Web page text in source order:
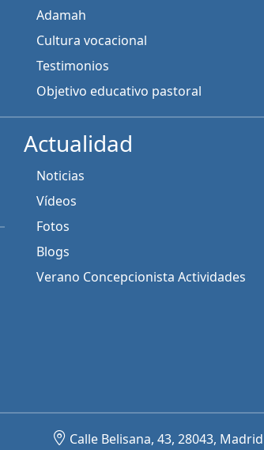
Adamah
Cultura vocacional
Testimonios
Objetivo educativo pastoral
Actualidad
Noticias
Vídeos
Fotos
Blogs
Verano Concepcionista Actividades
Calle Belisana, 43, 28043, Madrid